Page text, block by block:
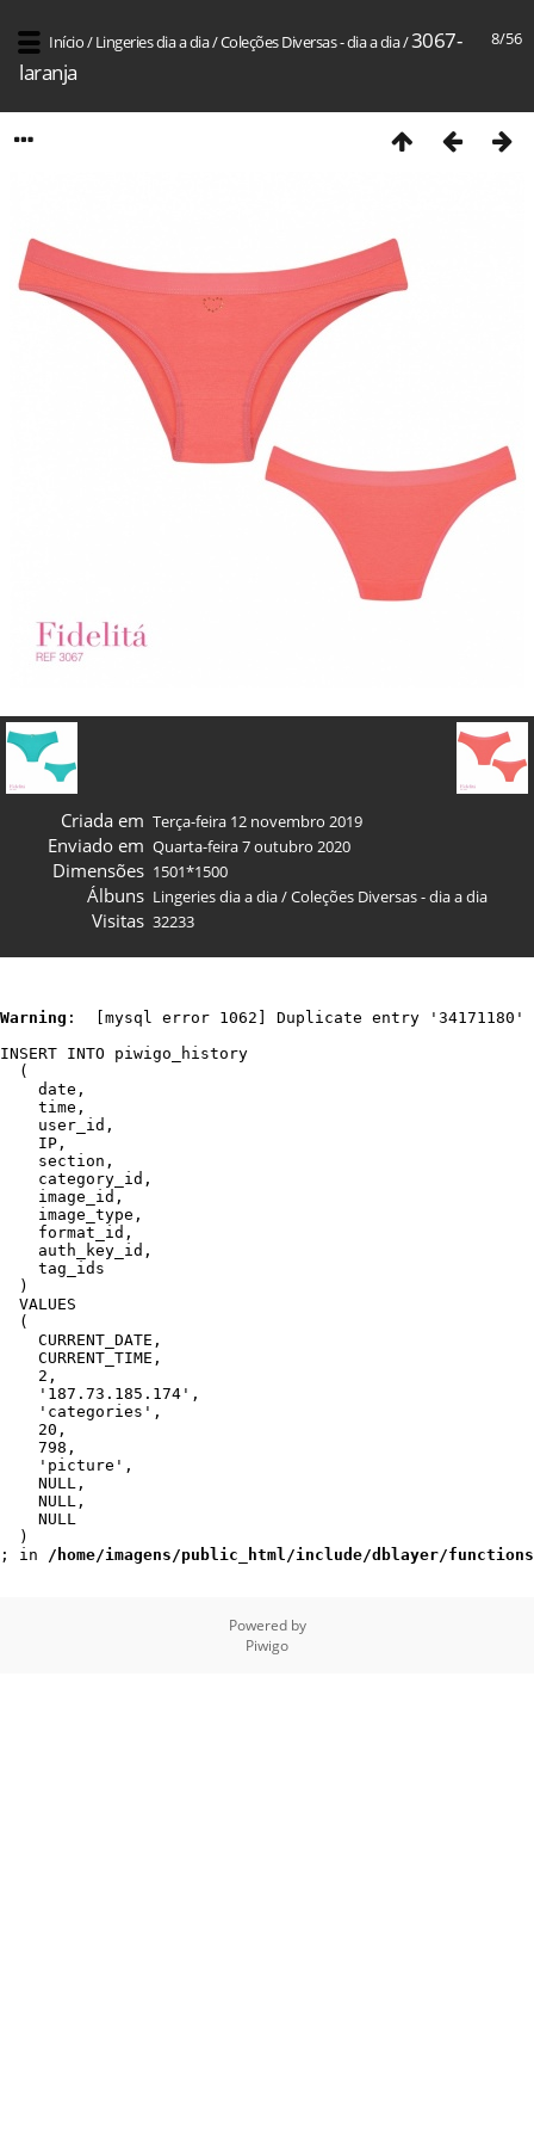
8/56
Início/Lingeries dia a dia/Coleções Diversas - dia a dia/3067-
laranja
Criada em Terça-feira 12 novembro 2019
Enviado em Quarta-feira 7 outubro 2020
Dimensões 1501*1500
Álbuns Lingeries dia a dia/Coleções Diversas - dia a dia
Visitas 32233
Warning :  [mysql error 1062] Duplicate entry '34171180'
INSERT INTO piwigo_history
  (
    date,
    time,
    user_id,
    IP,
    section,
    category_id,
    image_id,
    image_type,
    format_id,
    auth_key_id,
    tag_ids
  )
  VALUES
  (
    CURRENT_DATE,
    CURRENT_TIME,
    2,
    '187.73.185.174',
    'categories',
    20,
    798,
    'picture',
    NULL,
    NULL,
    NULL
  )
; in /home/imagens/public_html/include/dblayer/
Powered by
Piwigo